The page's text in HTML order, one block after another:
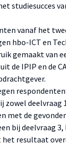
studiesucces
vanaf het
hbo-ICT en
gemaakt van
de IPIP en de
respondenten
zowel deelvraag
met de
bij deelvraag
resultaat